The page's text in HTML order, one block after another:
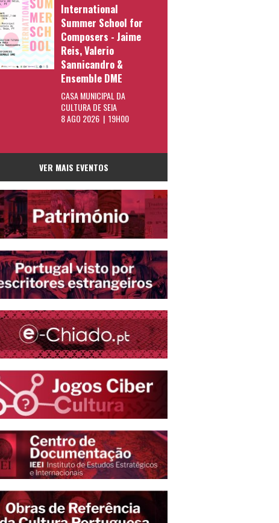
International
Summer School for
Composers - Jaime
Reis, Valerio
Sannicandro &
Ensemble DME
CASA MUNICIPAL DA
CULTURA DE SEIA
8 AGO 2026 | 19H00
VER MAIS EVENTOS